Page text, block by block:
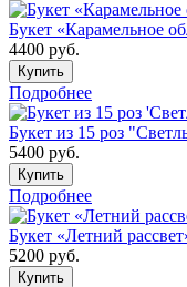
Букет «Карамельное
4400 руб.
Купить
Подробнее
Букет из 15 роз
5400 руб.
Купить
Подробнее
Букет «Летний
5200 руб.
Купить